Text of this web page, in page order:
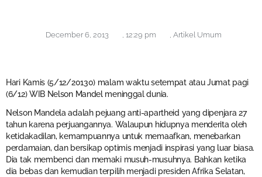
December 6, 2013 12:29 pm Artikel Umum
Hari Kamis (5/12/20130) malam waktu setempat atau Jumat pagi
(6/12) WIB Nelson Mandel meninggal dunia.
Nelson Mandela adalah pejuang anti-apartheid yang dipenjara 27
tahun karena perjuangannya. Walaupun hidupnya menderita oleh
ketidakadilan, kemampuannya untuk memaafkan, menebarkan
perdamaian, dan bersikap optimis menjadi inspirasi yang luar biasa.
Dia tak membenci dan memaki musuh-musuhnya. Bahkan ketika
dia bebas dan kemudian terpilih menjadi presiden Afrika Selatan,